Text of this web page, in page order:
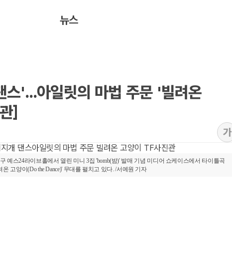
뉴스
스'...아일릿의 마법 주문 '빌려온
]
가
예스24라이브홀에서 열린 미니 3집 'bomb(밤)' 발매 기념 미디어 쇼케이스에서 타이틀곡
온 고양이(Do the Dance)' 무대를 펼치고 있다. /서예원 기자